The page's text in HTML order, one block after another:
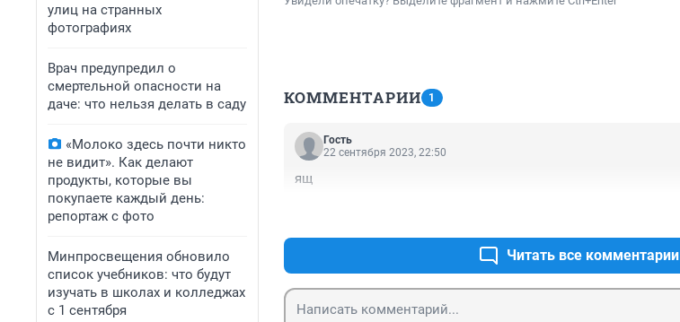
улиц на странных
фотографиях
Врач предупредил о
смертельной опасности на
даче: что нельзя делать в саду
«Молоко здесь почти никто
не видит». Как делают
продукты, которые вы
покупаете каждый день:
репортаж с фото
Минпросвещения обновило
список учебников: что будут
изучать в школах и колледжах
с 1 сентября
КОММЕНТАРИИ 1
Гость
22 сентября 2023, 22:50
ящ
Читать все комментарии